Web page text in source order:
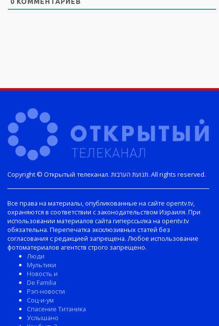
Copyright © Открытый телеканал. תנועת הערבות. All rights reserved.
Все права на материалы, опубликованные на сайте opentv.tv,
охраняются в соответствии с законодательством Израиля. При
использовании материалов сайта гиперссылка на opentv.tv
обязательна. Перепечатка эксклюзивных статей без
согласования с редакцией запрещена. Любое использование
фотоматериалов агентств строго запрещено.
Люди
Мультики
Новость и
De Familia
Рэп-новости
Соц-и-ум
Спасение Титаника
Услышано